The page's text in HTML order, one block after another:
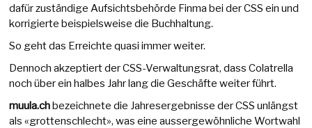
dafür zuständige Aufsichtsbehörde Finma bei der CSS ein und
korrigierte beispielsweise die Buchhaltung.
So geht das Erreichte quasi immer weiter.
Dennoch akzeptiert der CSS-Verwaltungsrat, dass Colatrella
noch über ein halbes Jahr lang die Geschäfte weiter führt.
muula.chbezeichnete die Jahresergebnisse der CSS unlängst
als «grottenschlecht», was eine aussergewöhnliche Wortwahl